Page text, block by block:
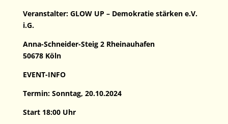
Veranstalter: GLOW UP – Demokratie stärken e.V.
i.G.
Anna-Schneider-Steig 2 Rheinauhafen
50678 Köln
EVENT-INFO
Termin: Sonntag, 20.10.2024
Start 18:00 Uhr